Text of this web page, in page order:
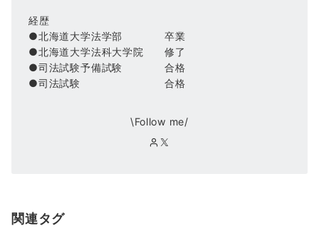
経歴
●北海道大学法学部 卒業
●北海道大学法科大学院 修了
●司法試験予備試験 合格
●司法試験 合格
\Follow me/
関連タグ